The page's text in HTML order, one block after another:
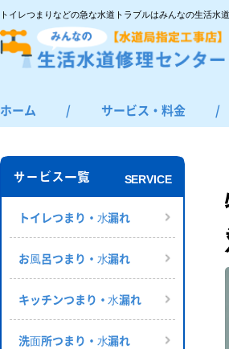
トイレつまりなどの急な水道トラブルはみんなの生活水
ホーム / サービス・料金
トイレつまり・水漏れ
お風呂つまり・水漏れ
キッチンつまり・水漏れ
洗面所つまり・水漏れ
給湯器の修理・交換
その他のつまり・水漏れ
/
サービス一覧 SERVICE
トイレつまり・⽔漏れ
お⾵呂つまり・⽔漏れ
キッチンつまり・⽔漏れ
洗⾯所つまり・⽔漏れ